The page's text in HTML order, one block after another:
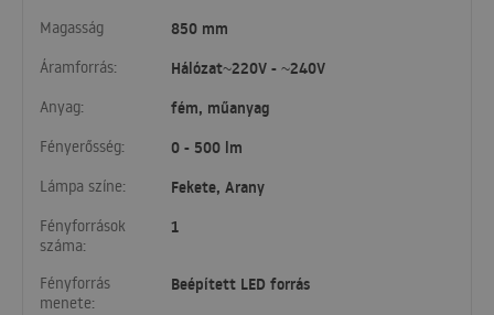
Magasság 850 mm
Áramforrás: Hálózat~220V - ~240V
Anyag: fém, műanyag
Fényerősség: 0 - 500 lm
Lámpa színe: Fekete, Arany
Fényforrások
száma:
1
Fényforrás
menete:
Beépített LED forrás